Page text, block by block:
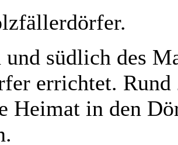
südlich des
errichtet.
Heimat in den